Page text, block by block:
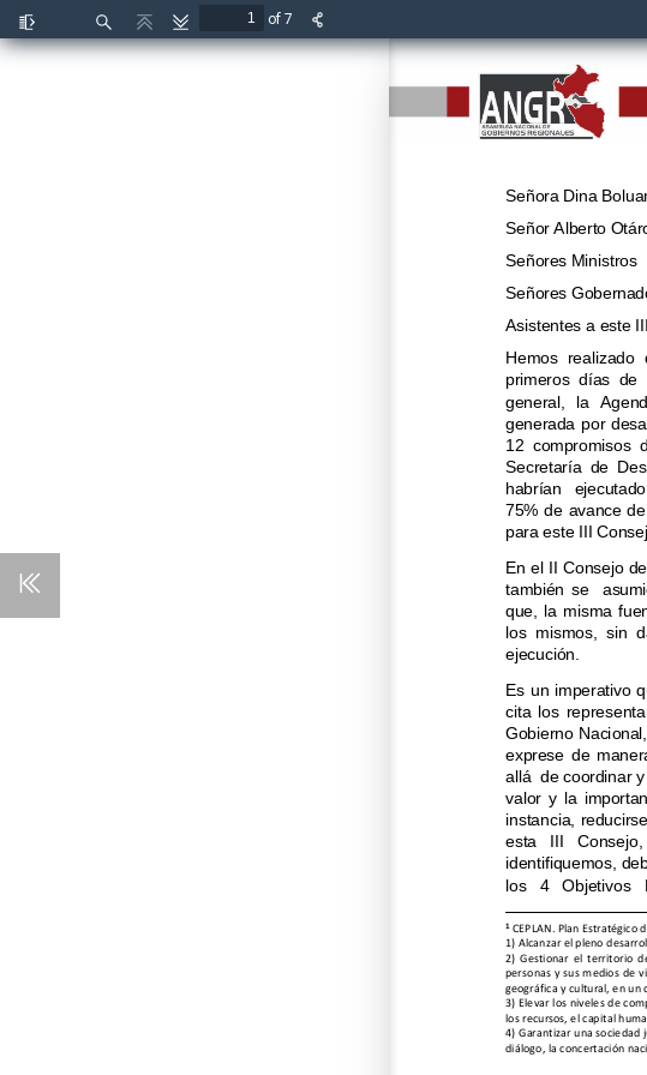
Toggle
Sidebar
Find PreviousNext
of 7
Señora Dina
Señor Alberto
Señores Ministros
Señores
Asistentes a este
Hemos  realizado
primeros  días  de
general,   la
generada  por
12  compromisos
Secretaría  de
habrían
75% de avance
para este III
En el II Consejo
también  se
que,  la  misma
los  mismos,  sin
ejecución.
Es  un  imperativo
cita  los
Gobierno
exprese  de
allá  de coordinar
valor  y  la
instancia,
esta   III
identifiquemos,
los   4   Objetivos
1 CEPLAN. Plan Estratégico
1) Alcanzar el pleno
2)  Gestionar  el  territorio
personas y sus medios de
geográfica y cultural, en un
3) Elevar los niveles de
los recursos, el capital
4) Garantizar una sociedad
diálogo, la concertación